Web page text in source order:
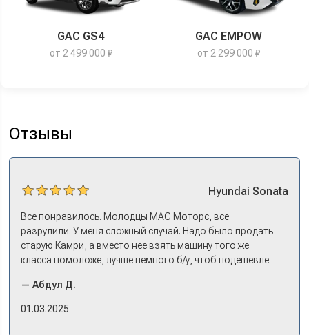
GAC GS4
от 2 499 000 ₽
GAC EMPOW
от 2 299 000 ₽
Отзывы
Hyundai Sonata
Все понравилось. Молодцы МАС Моторс, все
разрулили. У меня сложный случай. Надо было продать
старую Камри, а вместо нее взять машину того же
класса помоложе, лучше немного б/у, чтоб подешевле.
либо самому всем этим заниматься – а работать когда?
Либо искать салон, где есть нормальный трейд-ин. И
— Абдул Д.
01.03.2025